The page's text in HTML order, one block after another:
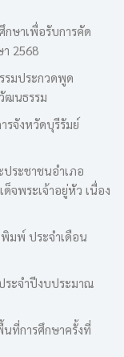
ษาเพื่อรับการคัด
า 2568
รมประกวดพูด
ฒนธรรม
รจังหวัดบุรีรัมย์
ระชาชนอำเภอ
จพระเจ้าอยู่หัว เนื่อง
มพ์ ประจำเดือน
ระจำปีงบประมาณ
ที่การศึกษาครั้งที่